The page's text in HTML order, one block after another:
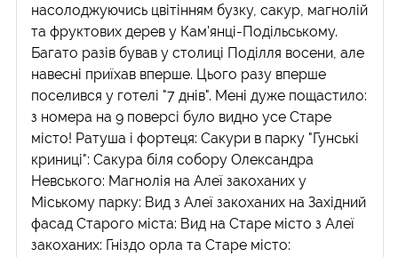
насолоджуючись цвітінням бузку, сакур, магнолій
та фруктових дерев у Кам'янці-Подільському.
Багато разів бував у столиці Поділля восени, але
навесні приїхав вперше. Цього разу вперше
поселився у готелі "7 днів". Мені дуже пощастило:
з номера на 9 поверсі було видно усе Старе
місто! Ратуша і фортеця: Сакури в парку "Гунські
криниці": Сакура біля собору Олександра
Невського: Магнолія на Алеї закоханих у
Міському парку: Вид з Алеї закоханих на Західний
фасад Старого міста: Вид на Старе місто з Алеї
закоханих: Гніздо орла та Старе місто: